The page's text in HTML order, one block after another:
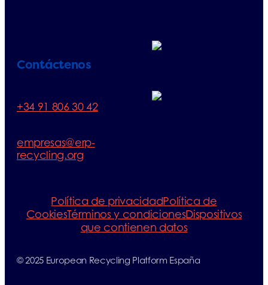
Política de privacidadPolítica de
CookiesTérminos y condicionesDispositivos
que contienen datos
© 2025 European Recycling Platform España
Contáctenos
+34 91 806 30 42
empresas@erp-
recycling.org